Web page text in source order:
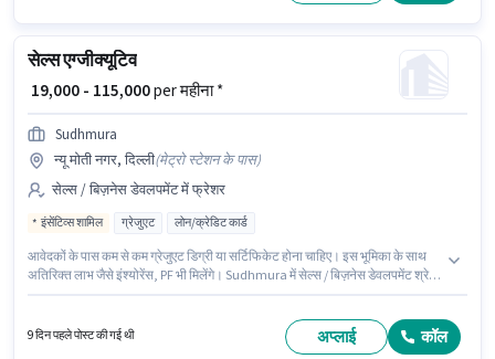
सेल्स एग्जीक्यूटिव
₹ 19,000 - 115,000per महीना *
Sudhmura
न्यू मोती नगर, दिल्ली(मेट्रो स्टेशन के पास)
सेल्स / बिज़नेस डेवलपमेंट में फ्रेशर
इंसेंटिव्स शामिल ग्रेजुएट लोन/क्रेडिट कार्ड
आवेदकों के पास कम से कम ग्रेजुएट डिग्री या सर्टिफिकेट होना चाहिए। इस भूमिका के साथ
अतिरिक्त लाभ जैसे इंश्योरेंस, PF भी मिलेंगे। Sudhmura में सेल्स / बिज़नेस डेवलपमेंट श्रेणी
₹115000 तक कमा सकते हैं।
9 दिन पहले पोस्ट की गई थी अप्लाई कॉल